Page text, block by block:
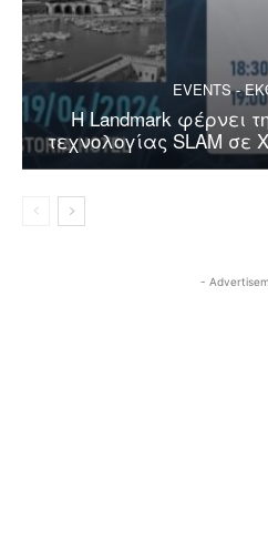
EVENTS -
Η Landmark φέρνει
τεχνολογίας SLAM σε
-